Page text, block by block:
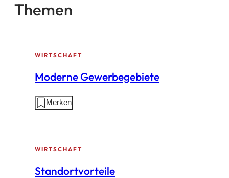
Themen
WIRTSCHAFT
Moderne Gewerbegebiete
Aktionen
Merken
WIRTSCHAFT
Standortvorteile